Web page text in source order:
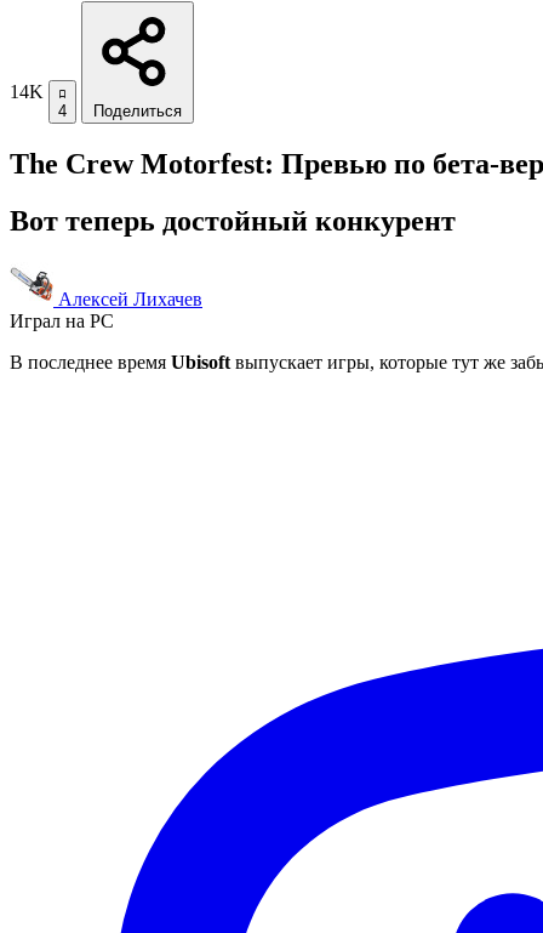
14K
4 Поделиться
The Crew Motorfest: Превью по бета-
Вот теперь достойный конкурент
Алексей Лихачев
Играл на PC
В последнее время Ubisoft выпускает игры, которые тут же